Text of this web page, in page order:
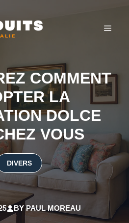
COMMENT
LA
DOLCE
VOUS
DIVERS
BYPAUL MOREAU